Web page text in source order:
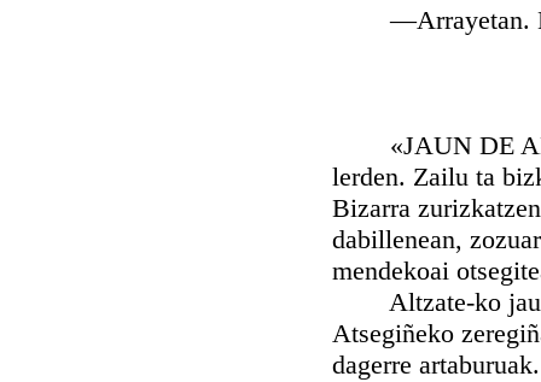
—Arrayetan.
«JAUN DE
lerden. Zailu ta
Bizarra
dabillenean,
mendekoai
Altzate-ko
Atsegiñeko
dagerre